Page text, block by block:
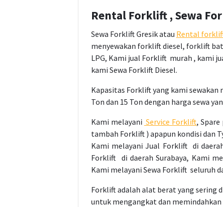
Rental Forklift , Sewa
Sewa Forklift Gresik atau Rental
menyewakan forklift diesel, forklift
LPG, Kami jual Forklift murah , kami
kami Sewa Forklift Diesel.
Kapasitas Forklift yang kami sewakan
Ton dan 15 Ton dengan harga sewa
Kami melayani Service Forklift,
tambah Forklift ) apapun kondisi dan
Kami melayani Jual Forklift di
Forklift di daerah Surabaya, Kami
Kami melayani Sewa Forklift seluruh
Forklift adalah alat berat yang sering
untuk mengangkat dan